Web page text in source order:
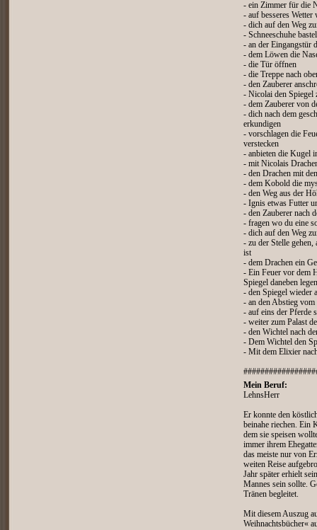
- ein Zimmer für die
- auf besseres Wetter
- dich auf den Weg
- Schneeschuhe
- an der Eingangstür
- dem Löwen die
- die Tür öffnen
- die Treppe nach
- den Zauberer
- Nicolai den Spiegel
- dem Zauberer von
- dich nach dem
erkundigen
- vorschlagen die
verstecken
- anbieten die Kugel
- mit Nicolais
- den Drachen mit
- dem Kobold die
- den Weg aus der
- Ignis etwas Futter
- den Zauberer nach
- fragen wo du eine
- dich auf den Weg
- zu der Stelle gehen,
ist
- dem Drachen ein
- Ein Feuer vor dem
Spiegel daneben legen
- den Spiegel wieder
- an den Abstieg vom
- auf eins der Pferde
- weiter zum Palast
- den Wichtel nach
- Dem Wichtel den
- Mit dem Elixier
Mein Beruf:
LehnsHerr
Er konnte den
beinahe riechen. Ein
dem sie speisen
immer ihrem
das meiste nur von
weiten Reise
Jahr später erhielt
Mannes sein sollte.
Tränen begleitet.
Mit diesem Auszug
Weihnachtsbücher«